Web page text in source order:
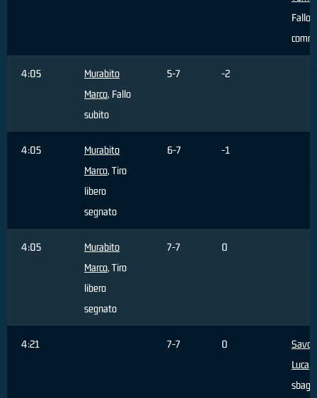
Fallo
4:05
Murabito
Marco, Fallo
subito
5-7 -2
4:05
Murabito
Marco, Tiro
libero
segnato
6-7 -1
4:05
Murabito
Marco, Tiro
libero
segnato
7-7 0
4:21 7-7 0
Luca,